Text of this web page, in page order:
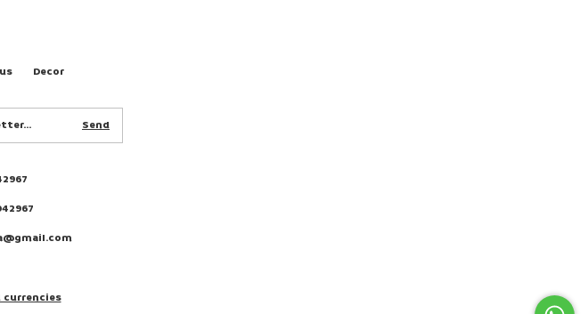
Decor
currencies